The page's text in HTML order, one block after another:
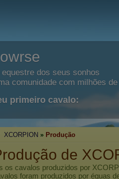
dos seus sonhos
comunidade com milhões
primeiro cavalo:
XCORPION » Produção
de
os cavalos produzidos por
foram produzidos por éguas